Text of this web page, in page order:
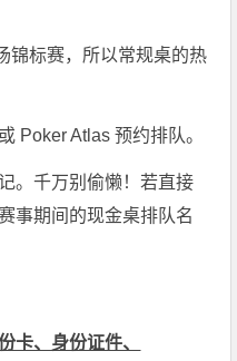
锦标赛，所以常规桌的热
Poker Atlas 预约排队。
。千万别偷懒！若直接
事期间的现金桌排队名
卡、身份证件、